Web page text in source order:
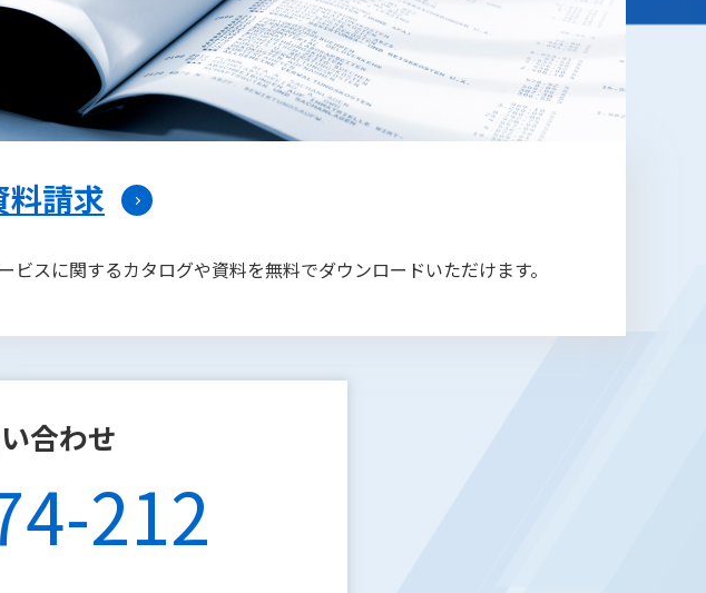
料請求
ビスに関するカタログや資料を無料でダウンロードいただけます。
合わせ
212